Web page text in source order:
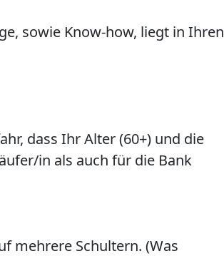
sowie Know-how, liegt in Ihren
dass Ihr Alter (60+) und die
in als auch für die Bank
mehrere Schultern. (Was